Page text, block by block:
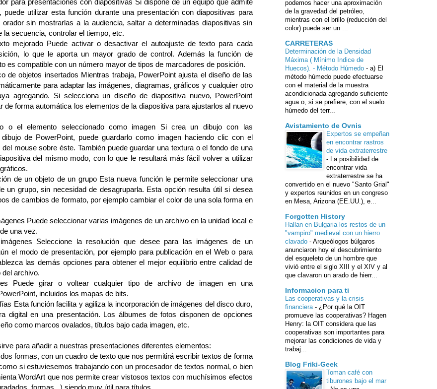
puede utilizar esta función durante una presentación con diapositivas para
sin mostrarlas a la audiencia, saltar a determinadas diapositivas sin
la secuencia, controlar el tiempo, etc.
mejorado Puede activar o desactivar el autoajuste de texto para cada
lo que le aporta un mayor grado de control. Además la función de
es compatible con un número mayor de tipos de marcadores de posición.
de objetos insertados Mientras trabaja, PowerPoint ajusta el diseño de las
para adaptar las imágenes, diagramas, gráficos y cualquier otro
agregando. Si selecciona un diseño de diapositiva nuevo, PowerPoint
de forma automática los elementos de la diapositiva para ajustarlos al nuevo
o el elemento seleccionado como imagen Si crea un dibujo con las
de PowerPoint, puede guardarlo como imagen haciendo clic con el
del mouse sobre éste. También puede guardar una textura o el fondo de una
del mismo modo, con lo que le resultará más fácil volver a utilizar
de un objeto de un grupo Esta nueva función le permite seleccionar una
un grupo, sin necesidad de desagruparla. Esta opción resulta útil si desea
de cambios de formato, por ejemplo cambiar el color de una sola forma en
Puede seleccionar varias imágenes de un archivo en la unidad local e
una vez.
Seleccione la resolución que desee para las imágenes de un
el modo de presentación, por ejemplo para publicación en el Web o para
las demás opciones para obtener el mejor equilibrio entre calidad de
del archivo.
Puede girar o voltear cualquier tipo de archivo de imagen en una
incluidos los mapas de bits.
Esta función facilita y agiliza la incorporación de imágenes del disco duro,
digital en una presentación. Los álbumes de fotos disponen de opciones
como marcos ovalados, títulos bajo cada imagen, etc.
para añadir a nuestras presentaciones diferentes elementos:
formas, con un cuadro de texto que nos permitirá escribir textos de forma
si estuviesemos trabajando con un procesador de textos normal, o bien
WordArt que nos permite crear vistosos textos con muchísimos efectos
formas...) siendo muy útil para títulos.
podemos hacer una aproximación
de la gravedad del petróleo,
mientras con el brillo (reducción del
color) puede ser un ...
CARRETERAS
Determinación de la Densidad
Máxima ( Mínimo Indice de
Huecos). - Método Húmedo - a) El
método húmedo puede efectuarse
con el material de la muestra
acondicionada agregando suficiente
agua o, si se prefiere, con el suelo
húmedo del terr...
Avistamiento de Ovnis
Expertos se empeñan
en encontrar rastros
de vida extraterrestre
- La posibilidad de
encontrar vida
extraterrestre se ha
convertido en el nuevo "Santo Grial"
y expertos reunidos en un congreso
en Mesa, Arizona (EE.UU.), e...
Forgotten History
Hallan en Bulgaria los restos de un
"vampiro" medieval con un hierro
clavado - Arqueólogos búlgaros
anunciaron hoy el descubrimiento
del esqueleto de un hombre que
vivió entre el siglo XIII y el XIV y al
que clavaron un arado de hierr...
Informacion para ti
Las cooperativas y la crisis
financiera - ¿Por qué la OIT
promueve las cooperativas? Hagen
Henry: la OIT considera que las
cooperativas son importantes para
mejorar las condiciones de vida y
trabaj...
Blog Friki-Geek
Toman café con
tiburones bajo el mar